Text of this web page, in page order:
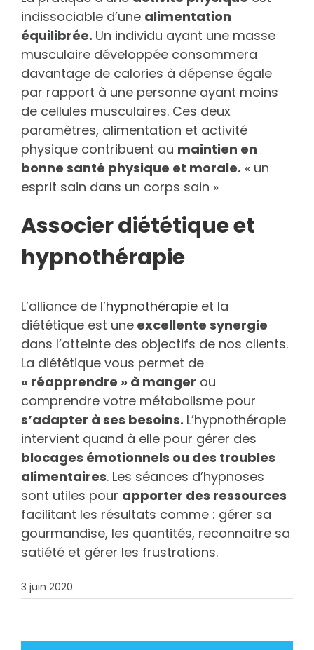
indissociable d’une alimentation
équilibrée. Un individu ayant une masse
musculaire développée consommera
davantage de calories à dépense égale
par rapport à une personne ayant moins
de cellules musculaires. Ces deux
paramètres, alimentation et activité
physique contribuent au maintien en
bonne santé physique et morale. « un
esprit sain dans un corps sain »
Associer diététique et
hypnothérapie
L’alliance de l’hypnothérapie et la
diététique est une excellente synergie
dans l’atteinte des objectifs de nos clients.
La diététique vous permet de
« réapprendre » à manger ou
comprendre votre métabolisme pour
s’adapter à ses besoins. L’hypnothérapie
intervient quand à elle pour gérer des
blocages émotionnels ou des troubles
alimentaires. Les séances d’hypnoses
sont utiles pour apporter des ressources
facilitant les résultats comme : gérer sa
gourmandise, les quantités, reconnaitre sa
satiété et gérer les frustrations.
3 juin 2020